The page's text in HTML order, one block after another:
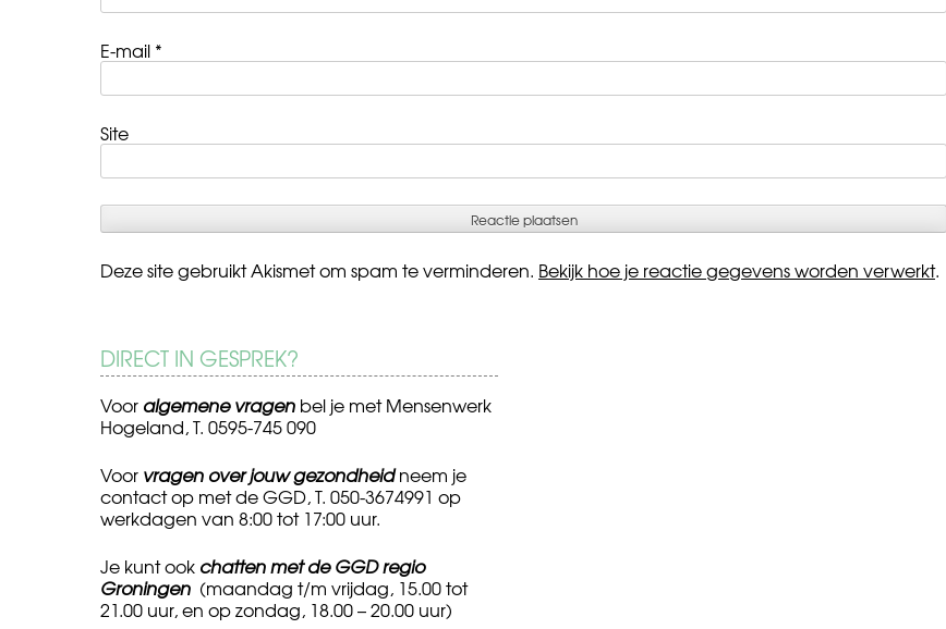
E-mail *
Site
Deze site gebruikt Akismet om spam te verminderen. Bekijk hoe je reactie gegevens worden verwerkt.
DIRECT IN GESPREK?
Voor algemene vragen bel je met Mensenwerk
Hogeland, T. 0595-745 090
Voor vragen over jouw gezondheidneem je
contact op met de GGD, T. 050-3674991 op
werkdagen van 8:00 tot 17:00 uur.
Je kunt ook chatten met de GGD regio
Groningen (maandag t/m vrijdag, 15.00 tot
21.00 uur, en op zondag, 18.00 – 20.00 uur)